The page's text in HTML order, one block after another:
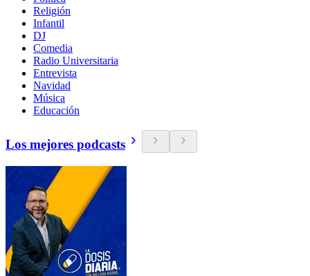
Religión
Infantil
DJ
Comedia
Radio Universitaria
Entrevista
Navidad
Música
Educación
Los mejores podcasts